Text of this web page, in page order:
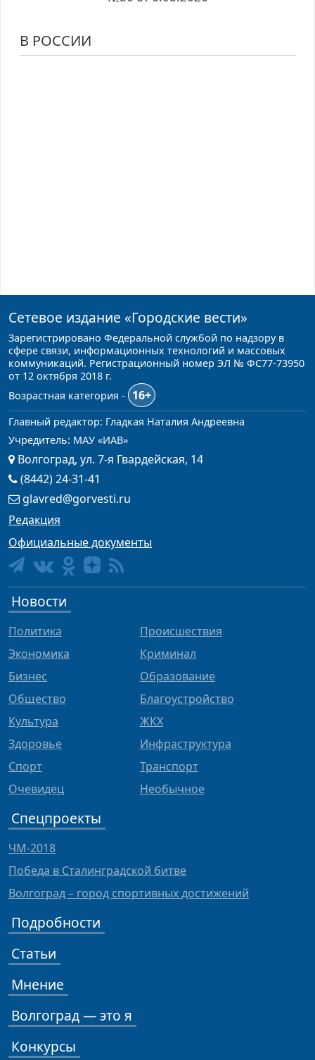
В РОССИИ
Сетевое издание «Городские вести»
Зарегистрировано Федеральной службой по надзору в
сфере связи, информационных технологий и массовых
коммуникаций. Регистрационный номер ЭЛ № ФС77-73950
от 12 октября 2018 г.
Возрастная категория -
16+
Главный редактор: Гладкая Наталия Андреевна
Учредитель: МАУ «ИАВ»
Волгоград, ул. 7-я Гвардейская, 14
(8442) 24-31-41
glavred@gorvesti.ru
Редакция
Официальные документы
Новости
Политика
Экономика
Бизнес
Общество
Культура
Здоровье
Спорт
Очевидец
Происшествия
Криминал
Образование
Благоустройство
ЖКХ
Инфраструктура
Транспорт
Необычное
Спецпроекты
ЧМ-2018
Победа в Сталинградской битве
Волгоград – город спортивных достижений
Подробности
Статьи
Мнение
Волгоград — это я
Конкурсы